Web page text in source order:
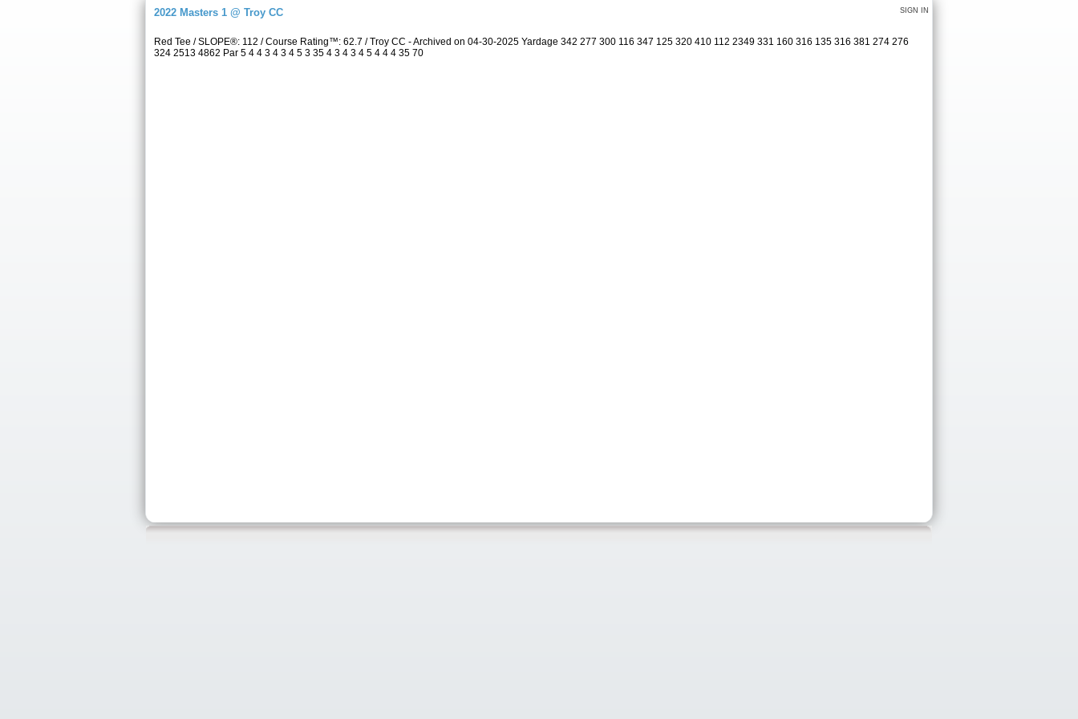
SIGN IN
2022 Masters 1 @ Troy CC
Red Tee / SLOPE®: 112 / Course Rating™: 62.7 / Troy CC - Archived on 04-30-2025 Yardage 342 277 300 116 347 125 320 410 112 2349 331 160 316 135 316 381 274 276
324 2513 4862 Par 5 4 4 3 4 3 4 5 3 35 4 3 4 3 4 5 4 4 4 35 70